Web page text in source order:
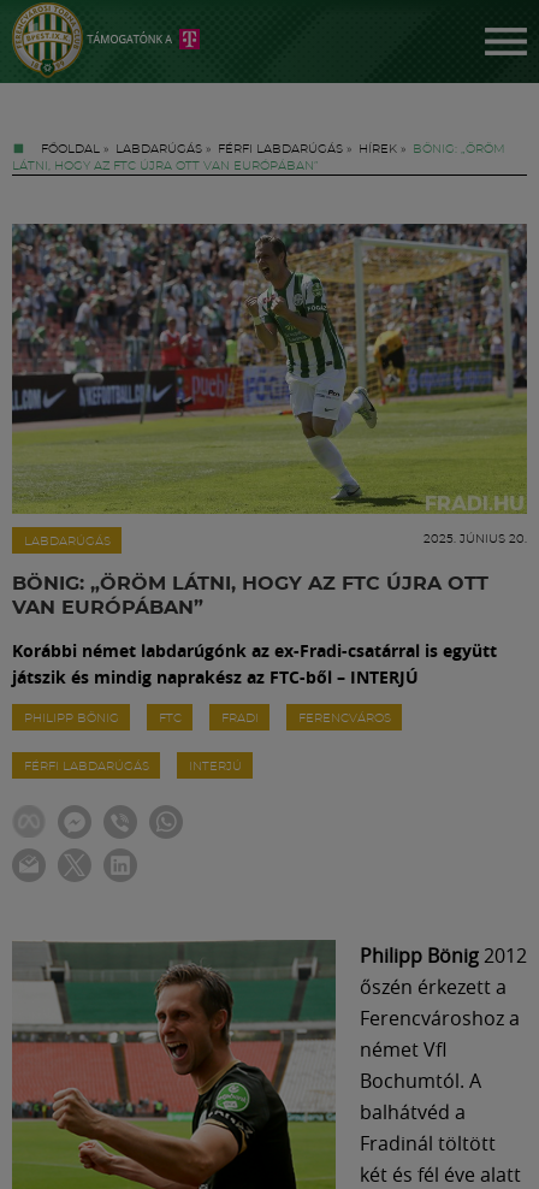
FŐOLDAL » LABDARÚGÁS » FÉRFI LABDARÚGÁS » HÍREK »
BÖNIG: „ÖRÖM
LÁTNI, HOGY AZ FTC ÚJRA OTT VAN EURÓPÁBAN”
LABDARÚGÁS 2025. JÚNIUS 20.
BÖNIG: „ÖRÖM LÁTNI, HOGY AZ FTC ÚJRA OTT
VAN EURÓPÁBAN”
Korábbi német labdarúgónk az ex-Fradi-csatárral is együtt
játszik és mindig naprakész az FTC-ből – INTERJÚ
PHILIPP BÖNIG FTC FRADI FERENCVÁROS
FÉRFI LABDARÚGÁS INTERJÚ
Philipp Bönig2012
őszén érkezett a
Ferencvároshoz a
német Vfl
Bochumtól. A
balhátvéd a
Fradinál töltött
két és fél éve alatt
Jegyek
FM YouTube +
Hírek
Labdarúgás
Meccscenter
Klub
Szolgáltatások
Közösség
Múzeum
English